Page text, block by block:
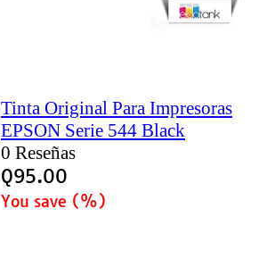
Tinta Original Para Impresoras
EPSON Serie 544 Black
0 Reseñas
Q95.00
You save (%)